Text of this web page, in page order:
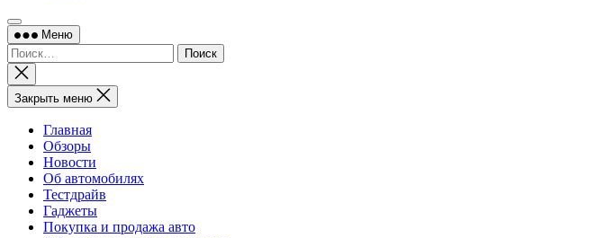
Меню
Найти:
Закрыть
поиск
Закрыть меню
Главная
Обзоры
Новости
Об автомобилях
Тестдрайв
Гаджеты
Покупка и продажа авто